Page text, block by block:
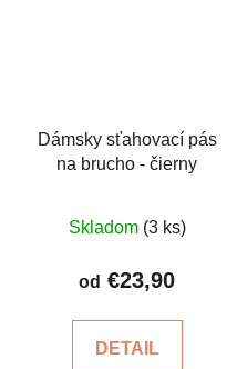
Dámsky sťahovací pás
na brucho - čierny
hodnotenie
produktu
z
Skladom (3 ks)
od €23,90
DETAIL